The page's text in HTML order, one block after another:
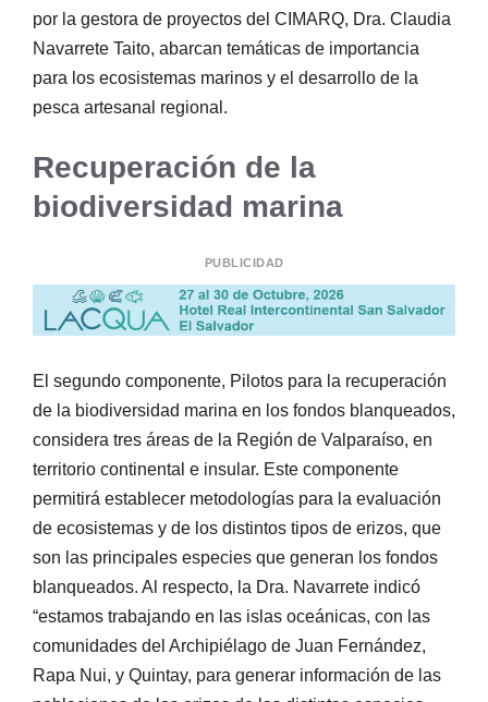
por la gestora de proyectos del CIMARQ, Dra. Claudia
Navarrete Taito, abarcan temáticas de importancia
para los ecosistemas marinos y el desarrollo de la
pesca artesanal regional.
Recuperación de la
biodiversidad marina
PUBLICIDAD
El segundo componente, Pilotos para la recuperación
de la biodiversidad marina en los fondos blanqueados,
considera tres áreas de la Región de Valparaíso, en
territorio continental e insular. Este componente
permitirá establecer metodologías para la evaluación
de ecosistemas y de los distintos tipos de erizos, que
son las principales especies que generan los fondos
blanqueados. Al respecto, la Dra. Navarrete indicó
“estamos trabajando en las islas oceánicas, con las
comunidades del Archipiélago de Juan Fernández,
Rapa Nui, y Quintay, para generar información de las